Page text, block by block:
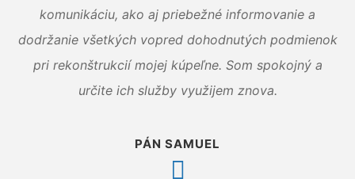
komunikáciu, ako aj priebežné informovanie a
dodržanie všetkých vopred dohodnutých podmienok
pri rekonštrukcií mojej kúpeľne. Som spokojný a
určite ich služby využijem znova.
PÁN SAMUEL